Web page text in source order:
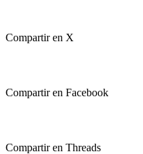
Compartir en X
Compartir en Facebook
Compartir en Threads